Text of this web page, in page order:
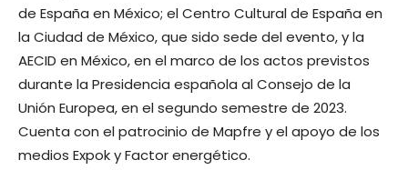
de España en México; el Centro Cultural de España en
la Ciudad de México, que sido sede del evento, y la
AECID en México, en el marco de los actos previstos
durante la Presidencia española al Consejo de la
Unión Europea, en el segundo semestre de 2023.
Cuenta con el patrocinio de Mapfre y el apoyo de los
medios Expok y Factor energético.